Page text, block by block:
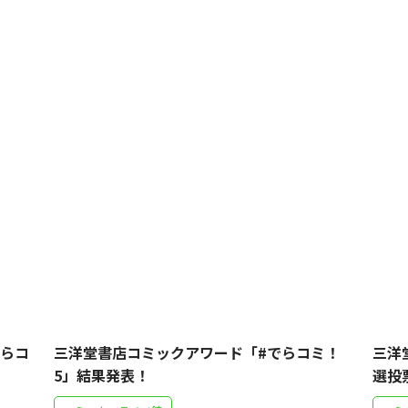
コ
三洋堂書店コミックアワード「#でらコミ！
5」結果発表！
三洋
選投